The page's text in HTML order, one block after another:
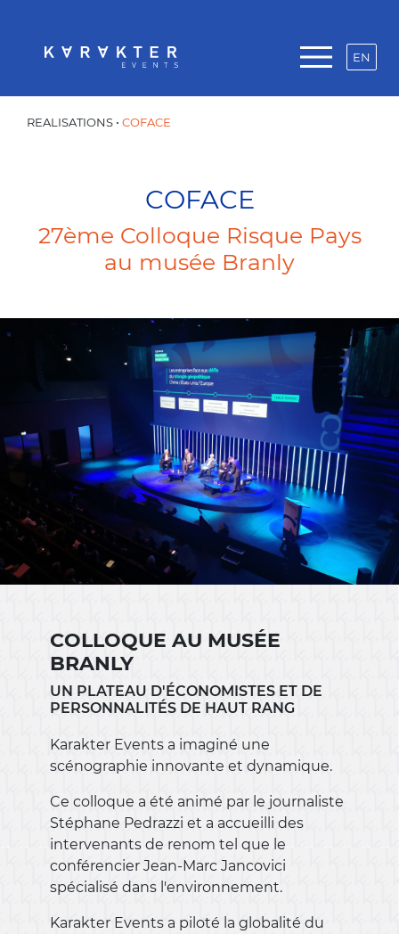
EN
REALISATIONS • COFACE
COFACE
27ème Colloque Risque Pays
au musée Branly
COLLOQUE AU MUSÉE
BRANLY
UN PLATEAU D'ÉCONOMISTES ET DE
PERSONNALITÉS DE HAUT RANG
Karakter Events a imaginé une
scénographie innovante et dynamique.
Ce colloque a été animé par le journaliste
Stéphane Pedrazzi et a accueilli des
intervenants de renom tel que le
conférencier Jean-Marc Jancovici
spécialisé dans l'environnement.
Karakter Events a piloté la globalité du